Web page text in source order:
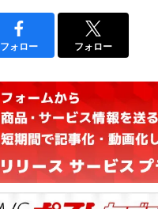
フォロー フォロー